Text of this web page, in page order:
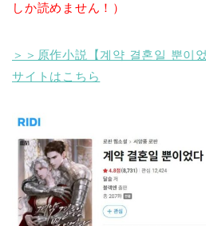
しか読めません！）
＞＞原作小説【계약 결혼일 뿐이
サイトはこちら